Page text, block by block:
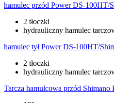
hamulec przód Power DS-100HT/
2 tłoczki
hydrauliczny hamulec
hamulec tył Power DS-100HT/
2 tłoczki
hydrauliczny hamulec
Tarcza hamulcowa przód Shimano